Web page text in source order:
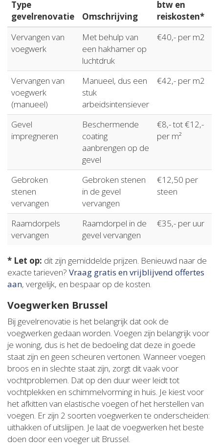
Type
gevelrenovatie
Omschrijving
btw en
reiskosten*
Vervangen van
voegwerk
Met behulp van
een hakhamer op
luchtdruk
€40,- per m2
Vervangen van
voegwerk
(manueel)
Manueel, dus een
stuk
arbeidsintensiever
€42,- per m2
Gevel
impregneren
Beschermende
coating
aanbrengen op de
gevel
€8,- tot €12,-
per m²
Gebroken
stenen
vervangen
Gebroken stenen
in de gevel
vervangen
€12,50 per
steen
Raamdorpels
vervangen
Raamdorpel in de
gevel vervangen
€35,- per uur
* Let op: dit zijn gemiddelde prijzen. Benieuwd naar de
exacte tarieven? Vraag gratis en vrijblijvend offertes
aan, vergelijk, en bespaar op de kosten.
Voegwerken Brussel
Bij gevelrenovatie is het belangrijk dat ook de
voegwerken gedaan worden. Voegen zijn belangrijk voor
je woning, dus is het de bedoeling dat deze in goede
staat zijn en geen scheuren vertonen. Wanneer voegen
broos en in slechte staat zijn, zorgt dit vaak voor
vochtproblemen. Dat op den duur weer leidt tot
vochtplekken en schimmelvorming in huis. Je kiest voor
het afkitten van elastische voegen of het herstellen van
voegen. Er zijn 2 soorten voegwerken te onderscheiden:
uithakken of uitslijpen. Je laat de voegwerken het beste
doen door een voeger uit Brussel.